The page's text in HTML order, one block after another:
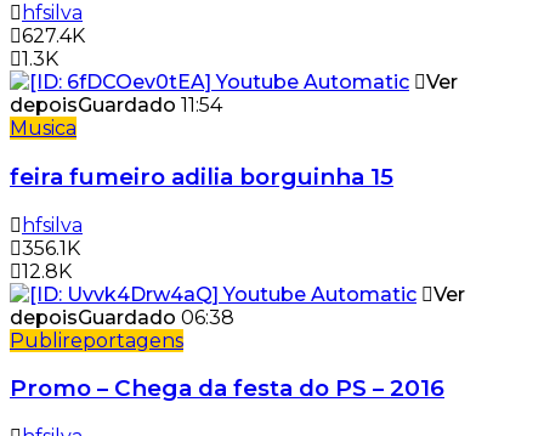
hfsilva
627.4K
1.3K
Ver
depoisGuardado 11:54
Musica
feira fumeiro adilia borguinha 15
hfsilva
356.1K
12.8K
Ver
depoisGuardado 06:38
Publireportagens
Promo – Chega da festa do PS – 2016